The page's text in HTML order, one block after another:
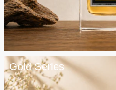
Gold Series